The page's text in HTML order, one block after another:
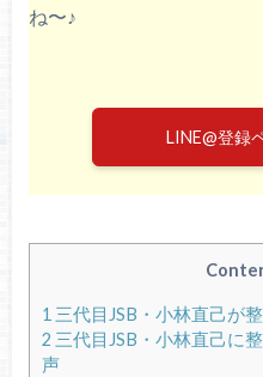
ね〜♪
LINE@登録
1 三代目JSB・小林直己が
2 三代目JSB・小林直己に
声